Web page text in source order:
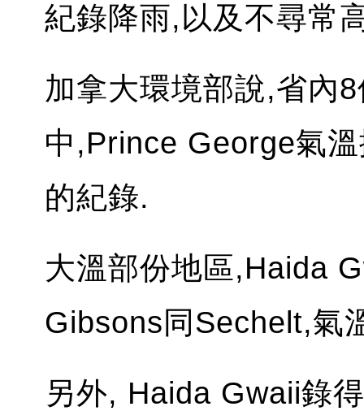
紀錄降雨,以及不尋常
加拿大環境部說,省內
中,Prince George氣
的紀錄.
大溫部份地區,Haida
Gibsons同Sechelt,氣
另外, Haida Gwaii錄